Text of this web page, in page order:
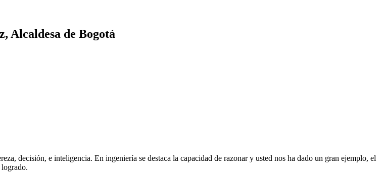
Alcaldesa de Bogotá
decisión, e inteligencia. En ingeniería se destaca la capacidad de razonar y usted nos ha dado un gran ejemplo, el